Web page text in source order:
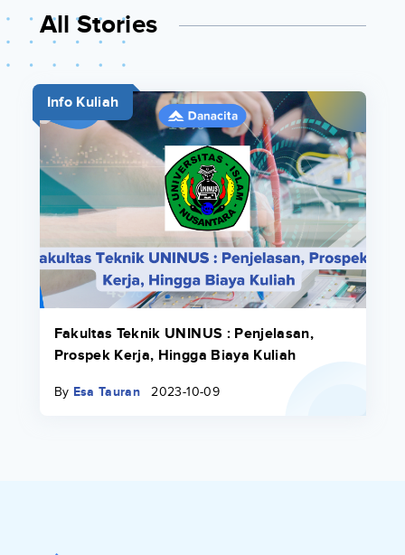
All Stories
Info Kuliah
Fakultas Teknik UNINUS : Penjelasan,
Prospek Kerja, Hingga Biaya Kuliah
By Esa Tauran 2023-10-09